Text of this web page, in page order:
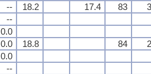
-- 18.2 17.4 83
--
0.0
0.0 18.8 84
0.0
--